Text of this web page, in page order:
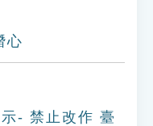
心
- 禁止改作 臺